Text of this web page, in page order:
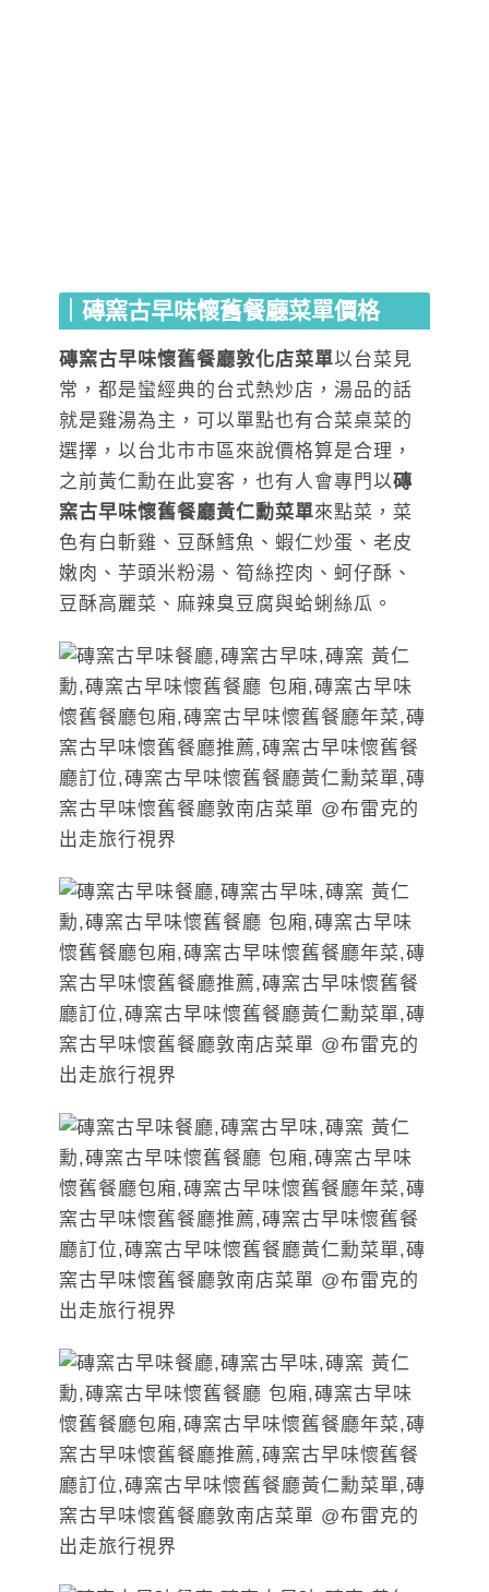
｜磚窯古早味懷舊餐廳菜單價格
磚窯古早味懷舊餐廳敦化店菜單以台菜見
常，都是蠻經典的台式熱炒店，湯品的話
就是雞湯為主，可以單點也有合菜桌菜的
選擇，以台北市市區來說價格算是合理，
之前黃仁勳在此宴客，也有人會專門以磚
窯古早味懷舊餐廳黃仁勳菜單來點菜，菜
色有白斬雞、豆酥鱈魚、蝦仁炒蛋、老皮
嫩肉、芋頭米粉湯、筍絲控肉、蚵仔酥、
豆酥高麗菜、麻辣臭豆腐與蛤蜊絲瓜。